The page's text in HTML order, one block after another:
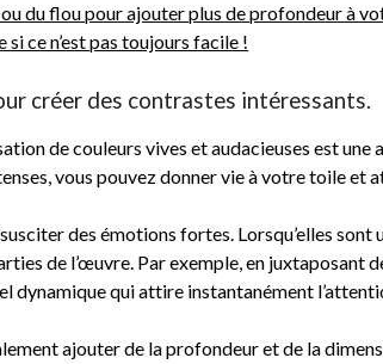
du flou pour ajouter plus de profondeur à
ce n’est pas toujours facile !
créer des contrastes intéressants.
de couleurs vives et audacieuses est
vous pouvez donner vie à votre toile et
des émotions fortes. Lorsqu’elles
de l’œuvre. Par exemple, en juxtaposant
dynamique qui attire instantanément
ajouter de la profondeur et de la